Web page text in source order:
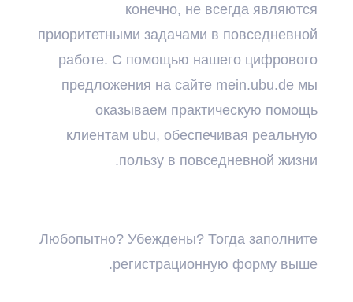
конечно, не всегда являются
приоритетными задачами в повседневной
работе. С помощью нашего цифрового
предложения на сайте mein.ubu.de мы
оказываем практическую помощь
клиентам ubu, обеспечивая реальную
пользу в повседневной жизни.
Любопытно? Убеждены? Тогда заполните
регистрационную форму выше.